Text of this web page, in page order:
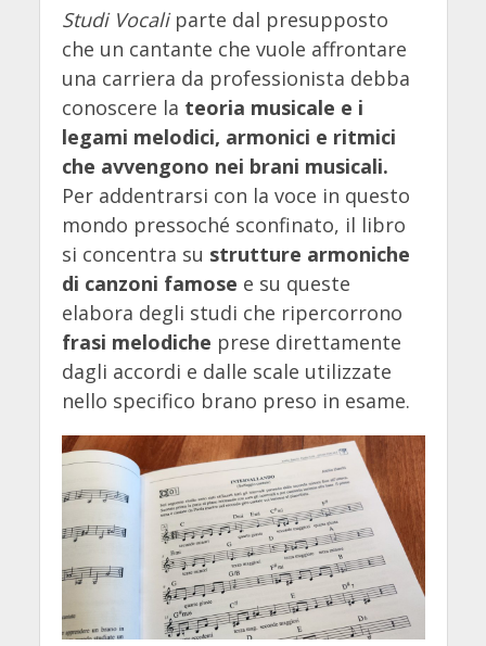
Studi Vocali parte dal presupposto
che un cantante che vuole affrontare
una carriera da professionista debba
conoscere la teoria musicale e i
legami melodici, armonici e ritmici
che avvengono nei brani musicali.
Per addentrarsi con la voce in questo
mondo pressoché sconfinato, il libro
si concentra su strutture armoniche
di canzoni famose e su queste
elabora degli studi che ripercorrono
frasi melodiche prese direttamente
dagli accordi e dalle scale utilizzate
nello specifico brano preso in esame.